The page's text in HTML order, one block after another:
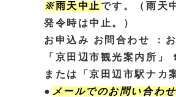
※雨天中止 です。（雨天
発令時は中止。）
お申込み お問合わせ ：
「京田辺市観光案内所
または「京田辺市駅ナ
● メールでのお問い合わせ